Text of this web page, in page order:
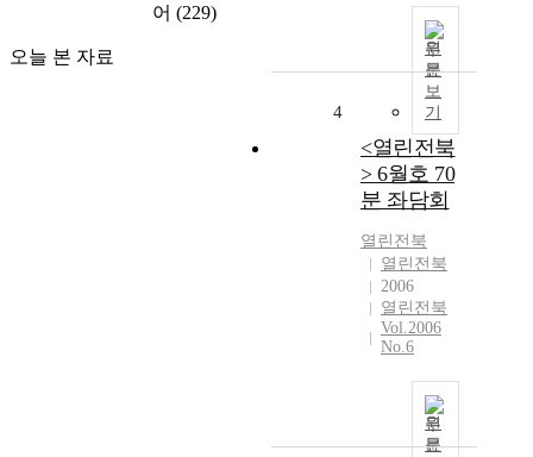
어 (229)
오늘 본 자료
원
문
보
기
4
<열린전북
> 6월호 70
분 좌담회
열린전북
열린전북
2006
열린전북
Vol.2006
No.6
원
문